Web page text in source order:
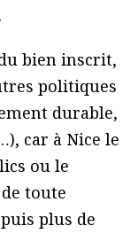
bien inscrit,
politiques
durable,
car à Nice le
ou le
toute
plus de